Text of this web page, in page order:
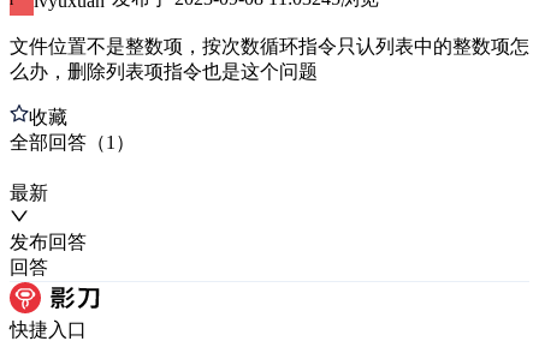
文件位置不是整数项，按次数循环指令只认列表中的整数项怎
么办，删除列表项指令也是这个问题
收藏
全部回答 （1 ）
最新
发布回答
回答
快捷入口